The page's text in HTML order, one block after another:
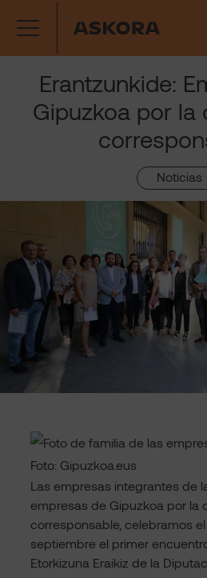
contenido
Erantzunkide:
Gipuzkoa por la
Noticias
Foto: Gipuzkoa.eus
Las empresas integrantes de
empresas de Gipuzkoa por la
corresponsable, celebramos
septiembre el primer
Etorkizuna Eraikiz de la